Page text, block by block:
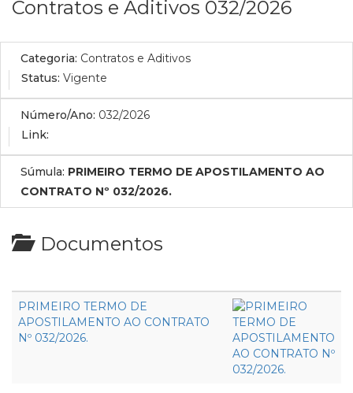
Contratos e Aditivos 032/2026
Categoria: Contratos e Aditivos
Status: Vigente
Número/Ano: 032/2026
Link:
Súmula: PRIMEIRO TERMO DE APOSTILAMENTO AO
CONTRATO Nº 032/2026.
Documentos
PRIMEIRO TERMO DE
APOSTILAMENTO AO CONTRATO
Nº 032/2026.